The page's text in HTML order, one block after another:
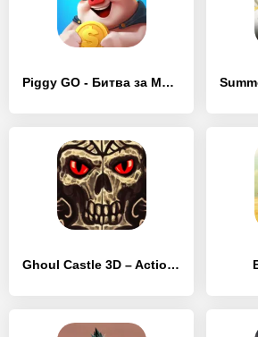
Piggy GO - Битва за Монеты
Ghoul Castle 3D – Action RPG